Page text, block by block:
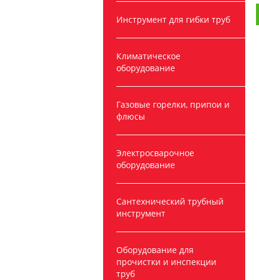
Инструмент для гибки труб
Климатическое
оборудование
Газовые горелки, припои и
флюсы
Электросварочное
оборудование
Сантехнический трубный
инструмент
Оборудование для
прочистки и инспекции
труб